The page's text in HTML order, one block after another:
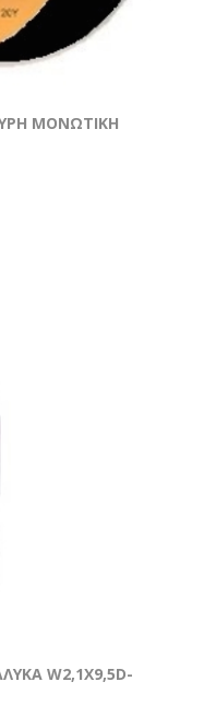
ΜΟΝΩΤΙΚΗ
W2,1X9,5D-